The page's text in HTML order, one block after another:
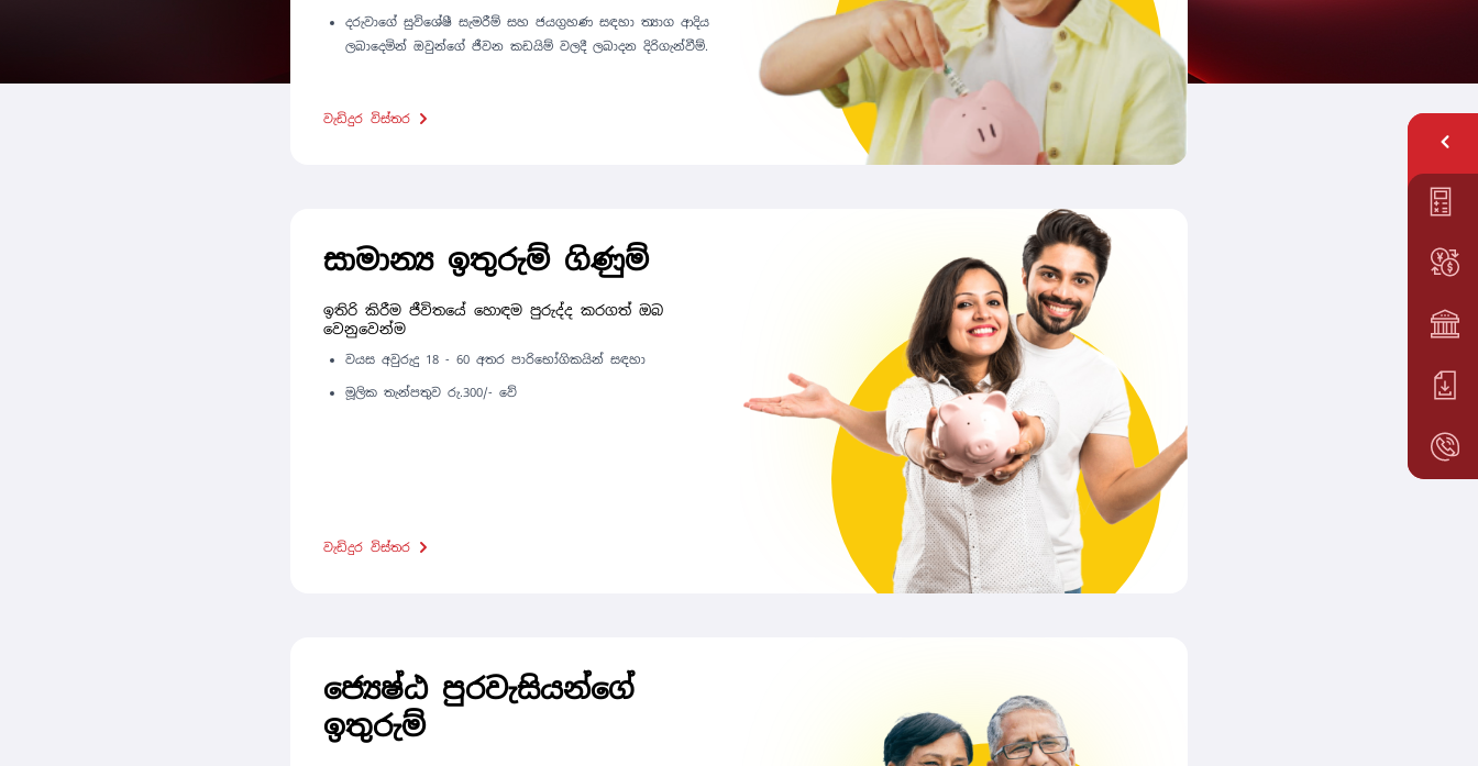
දරුවාගේ සුවිශේෂී සැමරීම් සහ ජයග්‍රහණ සඳහා ත්‍යාග ආදිය
ලබාදෙමින් ඔවුන්ගේ ජීවන කඩයිම් වලදී ලබාදන දිරිගැන්වීම්.
වැඩිදුර විස්තර
සාමාන්‍ය ඉතුරුම් ගිණුම්
ඉතිරි කිරීම ජීවිතයේ හොඳම පුරුද්ද කරගත් ඔබ
වෙනුවෙන්ම
වයස අවුරුදු 18 - 60 අතර පාරිභෝගිකයින් සඳහා
මූලික තැන්පතුව රු.300/- වේ
වැඩිදුර විස්තර
ජ්‍යෙෂ්ඨ පුරවැසියන්ගේ
ඉතුරුම්